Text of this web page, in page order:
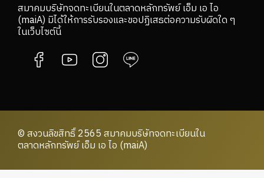
สมาคมบริษัทจดทะเบียนในตลาดหลักทรัพย์ เอ็ม เอ ไอ
(maiA) มิได้ให้การรับรองและขอปฏิเสธต่อความรับผิดใด ๆ
ในเว็บไซต์นี้
© สงวนลิขสิทธิ์ 2565 สมาคมบริษัทจดทะเบียนใน
ตลาดหลักทรัพย์ เอ็ม เอ ไอ (maiA)